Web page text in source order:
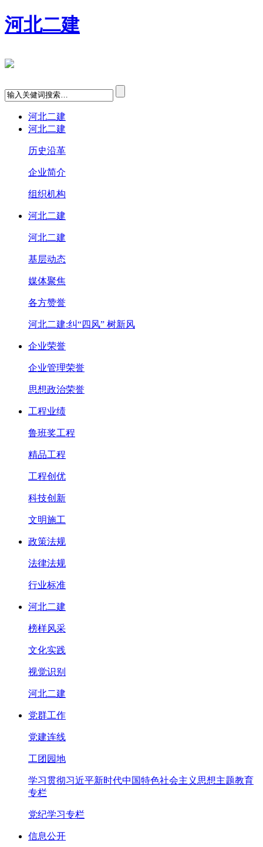
河北二建
河北二建
河北二建
历史沿革
企业简介
组织机构
河北二建
河北二建
基层动态
媒体聚焦
各方赞誉
河北二建:纠“四风” 树新风
企业荣誉
企业管理荣誉
思想政治荣誉
工程业绩
鲁班奖工程
精品工程
工程创优
科技创新
文明施工
政策法规
法律法规
行业标准
河北二建
榜样风采
文化实践
视觉识别
河北二建
党群工作
党建连线
工团园地
学习贯彻习近平新时代中国特色社会主义思想主题教育
专栏
党纪学习专栏
信息公开